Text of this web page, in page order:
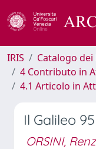
IRIS
Catalogo
4 Contributo in
4.1 Articolo in
Il Galileo 95
ORSINI,